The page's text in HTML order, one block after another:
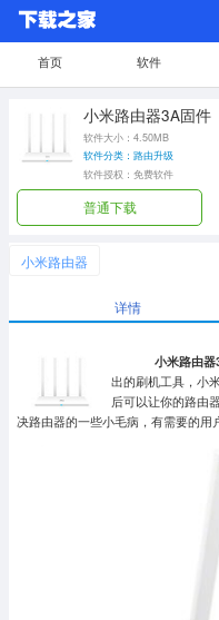
首页 软件
小米路由器3A固件
软件大小：4.50MB
软件分类：路由升级
软件授权：免费软件
普通下载
小米路由器
详情
小米路由
出的刷机工具，小
后可以让你的路由
决路由器的一些小毛病，有需要的用